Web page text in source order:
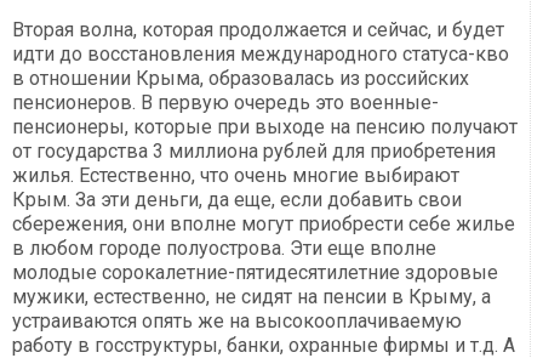
Вторая волна, которая продолжается и сейчас, и будет
идти до восстановления международного статуса-кво
в отношении Крыма, образовалась из российских
пенсионеров. В первую очередь это военные-
пенсионеры, которые при выходе на пенсию получают
от государства 3 миллиона рублей для приобретения
жилья. Естественно, что очень многие выбирают
Крым. За эти деньги, да еще, если добавить свои
сбережения, они вполне могут приобрести себе жилье
в любом городе полуострова. Эти еще вполне
молодые сорокалетние-пятидесятилетние здоровые
мужики, естественно, не сидят на пенсии в Крыму, а
устраиваются опять же на высокооплачиваемую
работу в госструктуры, банки, охранные фирмы и т.д. А